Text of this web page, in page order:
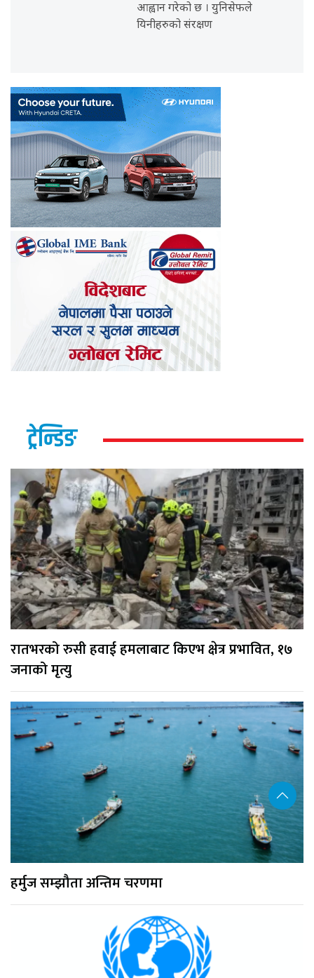
आह्वान गरेको छ । युनिसेफले
यिनीहरुको संरक्षण
ट्रेन्डिङ
रातभरको रुसी हवाई हमलाबाट किएभ क्षेत्र प्रभावित, १७
जनाको मृत्यु
हर्मुज सम्झौता अन्तिम चरणमा